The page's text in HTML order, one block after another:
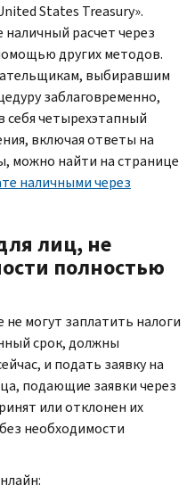
States Treasury».
наличный расчет через
других методов.
выбиравшим
заблаговременно,
себя четырехэтапный
включая ответы на
можно найти на странице
наличными через
лиц, не
полностью
могут заплатить налоги
срок, должны
и подать заявку на
подающие заявки через
или отклонен их
необходимости